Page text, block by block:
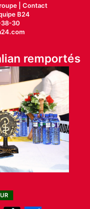
| Contact
B24
38-30
remportés